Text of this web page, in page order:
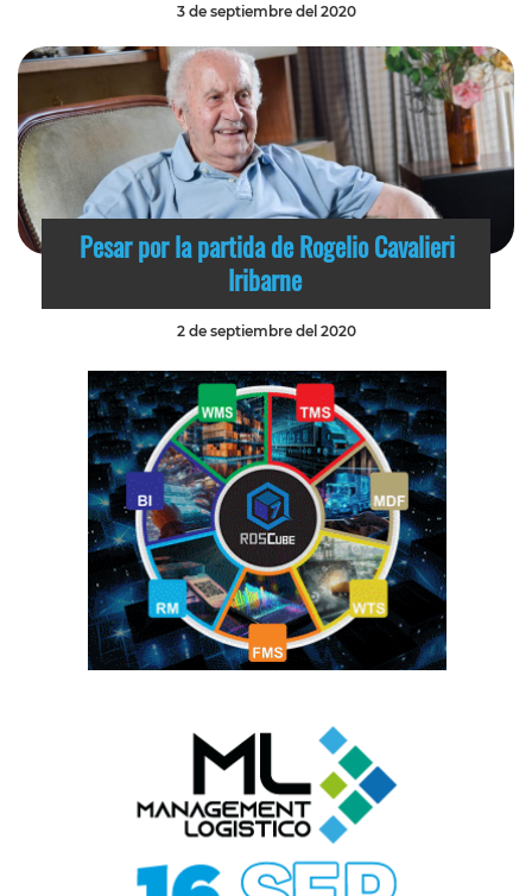
3 de septiembre del 2020
Pesar por la partida de Rogelio Cavalieri
Iribarne
2 de septiembre del 2020